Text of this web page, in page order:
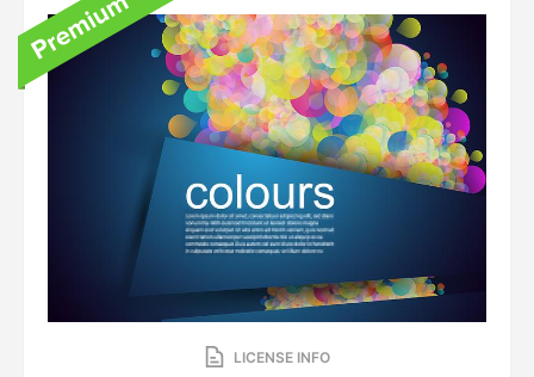
LICENSE INFO